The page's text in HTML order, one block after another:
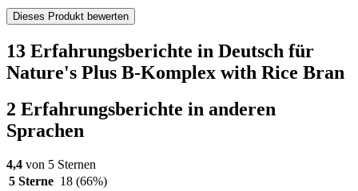
Dieses Produkt bewerten
13 Erfahrungsberichte in Deutsch für
Nature's Plus B-Komplex with Rice Bran
2 Erfahrungsberichte in anderen
Sprachen
4,4 von 5 Sternen
5 Sterne 18 (66%)